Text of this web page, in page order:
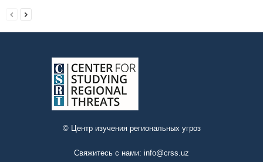
© Центр изучения региональных угроз
Свяжитесь с нами: info@crss.uz